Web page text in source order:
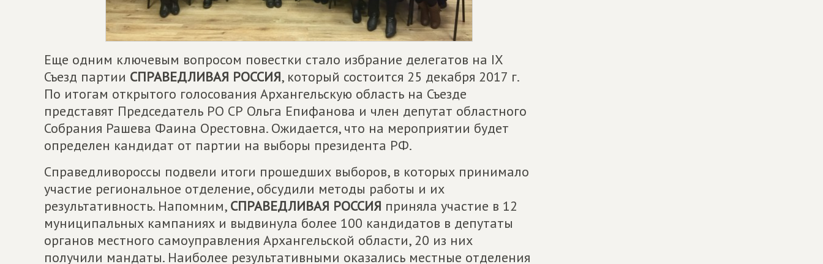
Еще одним ключевым вопросом повестки стало избрание делегатов на IX
Съезд партии СПРАВЕДЛИВАЯ РОССИЯ, который состоится 25 декабря 2017 г.
По итогам открытого голосования Архангельскую область на Съезде
представят Председатель РО СР Ольга Епифанова и член депутат областного
Собрания Рашева Фаина Орестовна. Ожидается, что на мероприятии будет
определен кандидат от партии на выборы президента РФ.
Справедливороссы подвели итоги прошедших выборов, в которых принимало
участие региональное отделение, обсудили методы работы и их
результативность. Напомним, СПРАВЕДЛИВАЯ РОССИЯ приняла участие в 12
муниципальных кампаниях и выдвинула более 100 кандидатов в депутаты
органов местного самоуправления Архангельской области, 20 из них
получили мандаты. Наиболее результативными оказались местные отделения